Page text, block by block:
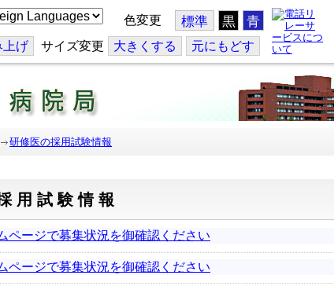
色変更 標準 黒 青
上げ サイズ変更 大きくする 元にもどす
研修医の採用試験情報
用試験情報
ページで募集状況を御確認ください
ページで募集状況を御確認ください